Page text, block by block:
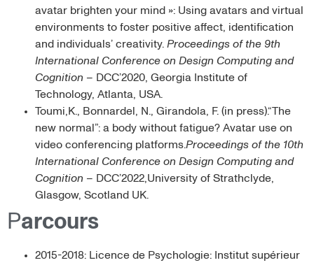
avatar brighten your mind »: Using avatars and virtual
environments to foster positive affect, identification
and individuals’ creativity. Proceedings of the 9th
International Conference on Design Computing and
Cognition – DCC’2020, Georgia Institute of
Technology, Atlanta, USA.
Toumi,K., Bonnardel, N., Girandola, F. (in press).“The
new normal”: a body without fatigue? Avatar use on
video conferencing platforms.Proceedings of the 10th
International Conference on Design Computing and
Cognition – DCC’2022,University of Strathclyde,
Glasgow, Scotland UK.
Parcours
2015-2018: Licence de Psychologie: Institut supérieur